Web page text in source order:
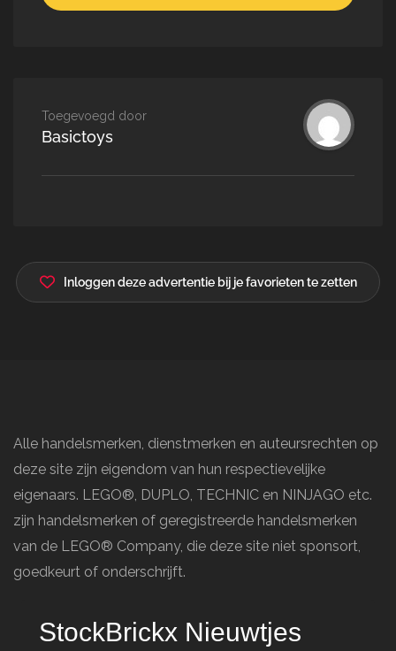
Toegevoegd door
Basictoys
Inloggen deze advertentie bij je favorieten te zetten
Alle handelsmerken, dienstmerken en auteursrechten op
deze site zijn eigendom van hun respectievelijke
eigenaars. LEGO®, DUPLO, TECHNIC en NINJAGO etc.
zijn handelsmerken of geregistreerde handelsmerken
van de LEGO® Company, die deze site niet sponsort,
goedkeurt of onderschrijft.
StockBrickx Nieuwtjes